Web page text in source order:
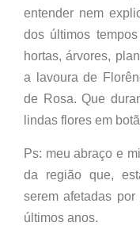
entender nem
dos últimos
hortas, árvores,
a lavoura de
de Rosa. Que
lindas flores em
Ps: meu abraço e
da região que,
serem afetadas
últimos anos.